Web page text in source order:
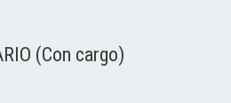
(Con cargo)